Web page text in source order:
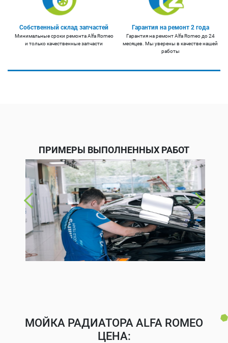
Собственный склад запчастей
Минимальные сроки ремонта Alfa Romeo
и только качественные запчасти
Гарантия на ремонт 2 года
Гарантия на ремонт Alfa Romeo до 24
месяцев. Мы уверены в качестве нашей
работы
ПРИМЕРЫ ВЫПОЛНЕННЫХ РАБОТ
МОЙКА РАДИАТОРА ALFA ROMEO
ЦЕНА: